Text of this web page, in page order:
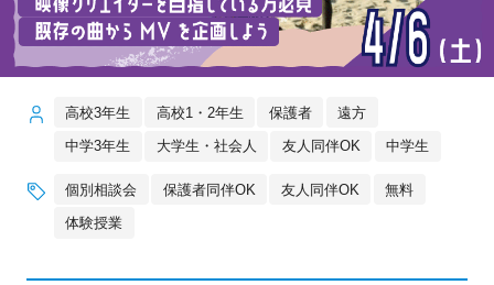
高校3年生 高校1・2年生 保護者 遠方
中学3年生 大学生・社会人 友人同伴OK 中学生
個別相談会 保護者同伴OK 友人同伴OK 無料
体験授業